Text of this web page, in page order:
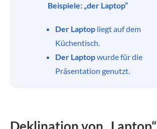
Beispiele: „der Laptop“
Der Laptop liegt auf dem
Küchentisch.
Der Laptopwurde für die
Präsentation genutzt.